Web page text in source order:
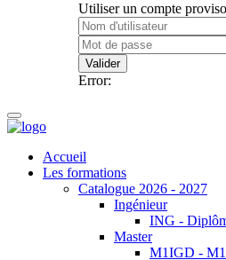
Utiliser un compte
Valider
Error:
Accueil
Les formations
Catalogue 2026 - 2027
Ingénieur
ING -
Master
M1IGD -